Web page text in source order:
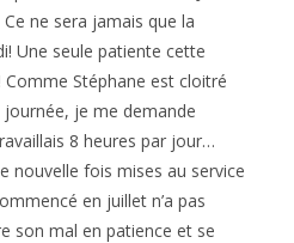
ne sera jamais que la
Une seule patiente cette
Stéphane est cloitré
je me demande
8 heures par jour…
nouvelle fois mises au service
en juillet n’a pas
son mal en patience et se